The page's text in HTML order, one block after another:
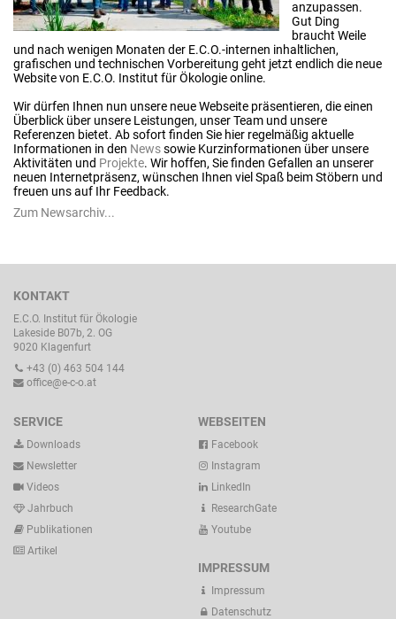
anzupassen.
Gut Ding
braucht Weile
und nach wenigen Monaten der E.C.O.-internen inhaltlichen,
grafischen und technischen Vorbereitung geht jetzt endlich die neue
Website von E.C.O. Institut für Ökologie online.
Wir dürfen Ihnen nun unsere neue Webseite präsentieren, die einen
Überblick über unsere Leistungen, unser Team und unsere
Referenzen bietet. Ab sofort finden Sie hier regelmäßig aktuelle
Informationen in den Newssowie Kurzinformationen über unsere
Aktivitäten und Projekte. Wir hoffen, Sie finden Gefallen an unserer
neuen Internetpräsenz, wünschen Ihnen viel Spaß beim Stöbern und
freuen uns auf Ihr Feedback.
Zum Newsarchiv...
KONTAKT
E.C.O. Institut für Ökologie
Lakeside B07b, 2. OG
9020 Klagenfurt
+43 (0) 463 504 144
office@e-c-o.at
SERVICE
Downloads
Newsletter
Videos
Jahrbuch
Publikationen
Artikel
WEBSEITEN
Facebook
Instagram
LinkedIn
ResearchGate
Youtube
IMPRESSUM
Impressum
Datenschutz